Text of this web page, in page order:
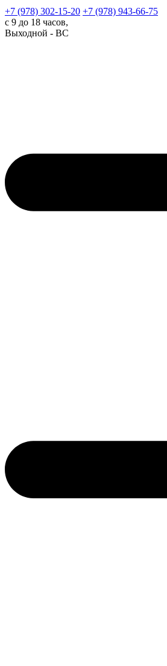
+7 (978) 302-15-20 +7 (978) 943-66-75
с 9 до 18 часов,
Выходной - ВС